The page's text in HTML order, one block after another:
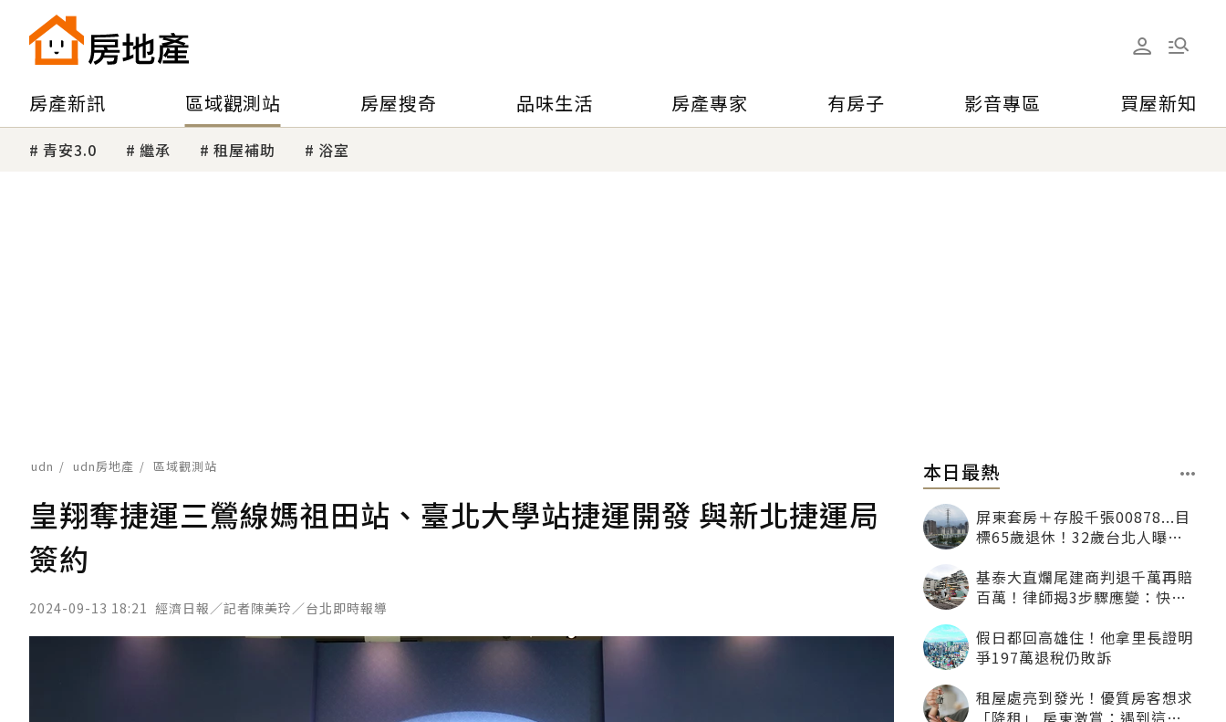
房產新訊 區域觀測站 房屋搜奇 品味生活 房產專家 有房子 影音專區 買屋新知
青安3.0 繼承 租屋補助 浴室
udn udn房地產 區域觀測站
皇翔奪捷運三鶯線媽祖田站、臺北大學站捷運開發 與新北捷運局
簽約
2024-09-13 18:21 經濟日報／記者陳美玲／台北即時報導
本日最熱
屏東套房＋存股千張00878...目
標65歲退休！32歲台北人曝：
基泰大直爛尾建商判退千萬再賠
百萬！律師揭3步驟應變：快通
假日都回高雄住！他拿里長證明
爭197萬退稅仍敗訴
租屋處亮到發光！優質房客想求
「降租」 房東激賞：遇到這種